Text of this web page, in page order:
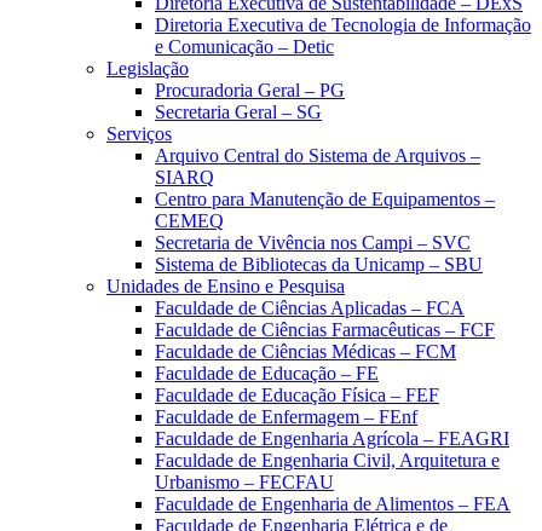
Diretoria Executiva de Tecnologia de Informação
e Comunicação – Detic
Legislação
Procuradoria Geral – PG
Secretaria Geral – SG
Serviços
Arquivo Central do Sistema de Arquivos –
SIARQ
Centro para Manutenção de Equipamentos –
CEMEQ
Secretaria de Vivência nos Campi – SVC
Sistema de Bibliotecas da Unicamp – SBU
Unidades de Ensino e Pesquisa
Faculdade de Ciências Aplicadas – FCA
Faculdade de Ciências Farmacêuticas – FCF
Faculdade de Ciências Médicas – FCM
Faculdade de Educação – FE
Faculdade de Educação Física – FEF
Faculdade de Enfermagem – FEnf
Faculdade de Engenharia Agrícola – FEAGRI
Faculdade de Engenharia Civil, Arquitetura e
Urbanismo – FECFAU
Faculdade de Engenharia de Alimentos – FEA
Faculdade de Engenharia Elétrica e de